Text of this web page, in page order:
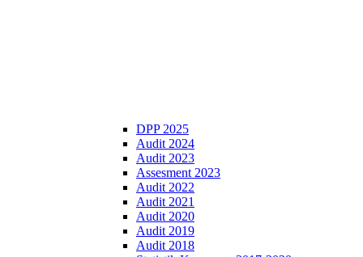
DPP 2025
Audit 2024
Audit 2023
Assesment 2023
Audit 2022
Audit 2021
Audit 2020
Audit 2019
Audit 2018